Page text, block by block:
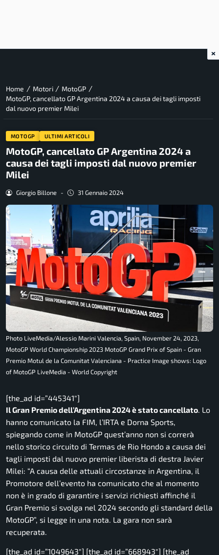
Home / Motori / MotoGP /
MotoGP, cancellato GP Argentina 2024 a causa dei tagli imposti
dal nuovo premier Milei
MOTOGP ULTIMI ARTICOLI
MotoGP, cancellato GP Argentina 2024 a
causa dei tagli imposti dal nuovo premier
Milei
Giorgio Billone - 31 Gennaio 2024
Photo LiveMedia/Alessio Marini Valencia, Spain, November 24, 2023,
MotoGP World Championship 2023 MotoGP Grand Prix of Spain - Gran
Premio Motul de la Comunitat Valenciana - Practice Image shows: Logo
of MotoGP LiveMedia - World Copyright
[the_ad id=”445341″]
Il Gran Premio dell’Argentina 2024 è stato cancellato. Lo
hanno comunicato la FIM, l’IRTA e Dorna Sports,
spiegando come in MotoGP quest’anno non si correrà
nello storico circuito di Termas de Rio Hondo a causa dei
tagli imposti dal nuovo premier liberista di destra Javier
Milei: “A causa delle attuali circostanze in Argentina, il
Promotore dell’evento ha comunicato che al momento
non è in grado di garantire i servizi richiesti affinché il
Gran Premio si svolga nel 2024 secondo gli standard della
MotoGP”, si legge in una nota. La gara non sarà
recuperata.
[the_ad id=”1049643″] [the_ad id=”668943″] [the_ad
×